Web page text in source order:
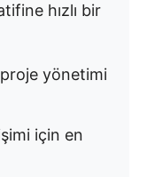
hızlı bir
yönetimi
için en